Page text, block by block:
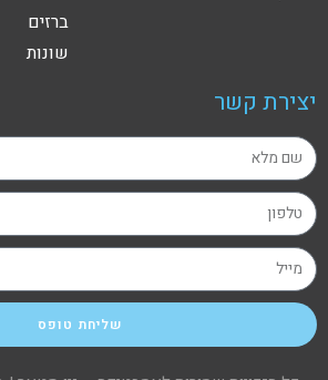
ברזים
שונות
יצירת קשר
שליחת טופס